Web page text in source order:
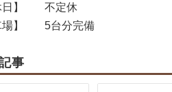
】
不定休
】
5台分完備
事